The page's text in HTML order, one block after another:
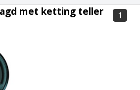
met ketting teller 1